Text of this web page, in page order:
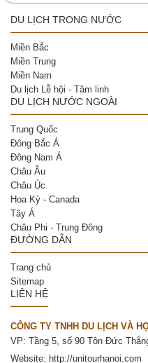
DU LỊCH TRONG NƯỚC
Miền Bắc
Miền Trung
Miền Nam
Du lịch Lễ hội - Tâm linh
DU LỊCH NƯỚC NGOÀI
Trung Quốc
Đông Bắc Á
Đông Nam Á
Châu Âu
Châu Úc
Hoa Kỳ - Canada
Tây Á
Châu Phi - Trung Đông
ĐƯỜNG DẪN
Trang chủ
Sitemap
LIÊN HỆ
CÔNG TY TNHH DU LỊCH VÀ
VP: Tầng 5, số 90 Tôn Đức
Website: http://unitourhanoi.com